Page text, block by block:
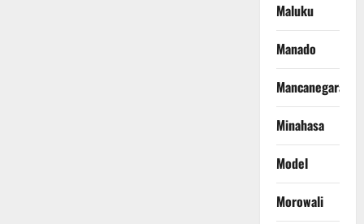
Maluku
Manado
Mancanegara
Minahasa
Model
Morowali